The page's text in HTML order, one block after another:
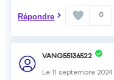
Répondre 0
VANG55136522
Le11 septembre 2024